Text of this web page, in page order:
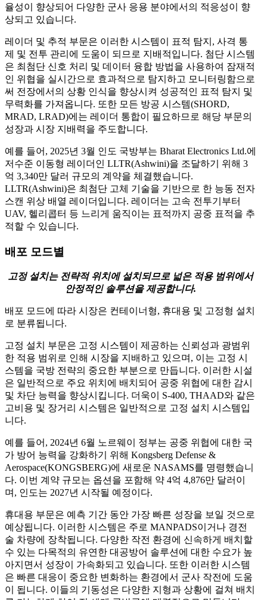
율성이 향상되어 다양한 군사 응용 분야에서의 적응성이 향
상되고 있습니다.
레이더 및 추적 부문은 이러한 시스템이 표적 탐지, 사격 통
제 및 전투 관리에 도움이 되므로 지배적입니다. 첨단 시스템
은 최첨단 신호 처리 및 데이터 융합 방법을 사용하여 잠재적
인 위협을 실시간으로 효과적으로 탐지하고 모니터링함으로
써 전장에서의 상황 인식을 향상시켜 성공적인 표적 탐지 및
무력화를 가져옵니다. 또한 모든 방공 시스템(SHORD,
MRAD, LRAD)에는 레이더 통합이 필요하므로 해당 부문의
성장과 시장 지배력을 주도합니다.
예를 들어, 2025년 3월 인도 국방부는 Bharat Electronics Ltd.에
저수준 이동형 레이더인 LLTR(Ashwini)을 조달하기 위해 3
억 3,340만 달러 규모의 계약을 체결했습니다.
LLTR(Ashwini)은 최첨단 고체 기술을 기반으로 한 능동 전자
스캔 위상 배열 레이더입니다. 레이더는 고속 전투기부터
UAV, 헬리콥터 등 느리게 움직이는 표적까지 공중 표적을 추
적할 수 있습니다.
배포 모드별
고정 설치는 전략적 위치에 설치되므로 넓은 적용 범위에서
안정적인 솔루션을 제공합니다.
배포 모드에 따라 시장은 컨테이너형, 휴대용 및 고정형 설치
로 분류됩니다.
고정 설치 부문은 고정 시스템이 제공하는 신뢰성과 광범위
한 적용 범위로 인해 시장을 지배하고 있으며, 이는 고정 시
스템을 국방 전략의 중요한 부분으로 만듭니다. 이러한 시설
은 일반적으로 주요 위치에 배치되어 공중 위협에 대한 감시
및 차단 능력을 향상시킵니다. 더욱이 S-400, THAAD와 같은
고비용 및 장거리 시스템은 일반적으로 고정 설치 시스템입
니다.
예를 들어, 2024년 6월 노르웨이 정부는 공중 위협에 대한 국
가 방어 능력을 강화하기 위해 Kongsberg Defense &
Aerospace(KONGSBERG)에 새로운 NASAMS를 명령했습니
다. 이번 계약 규모는 옵션을 포함해 약 4억 4,876만 달러이
며, 인도는 2027년 시작될 예정이다.
휴대용 부문은 예측 기간 동안 가장 빠른 성장을 보일 것으로
예상됩니다. 이러한 시스템은 주로 MANPADS이거나 경전
술 차량에 장착됩니다. 다양한 작전 환경에 신속하게 배치할
수 있는 다목적의 유연한 대공방어 솔루션에 대한 수요가 높
아지면서 성장이 가속화되고 있습니다. 또한 이러한 시스템
은 빠른 대응이 중요한 변화하는 환경에서 군사 작전에 도움
이 됩니다. 이들의 기동성은 다양한 지형과 상황에 걸쳐 배치